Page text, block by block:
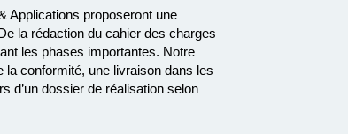
Applications proposeront une
la rédaction du cahier des charges
les phases importantes. Notre
conformité, une livraison dans les
d’un dossier de réalisation selon